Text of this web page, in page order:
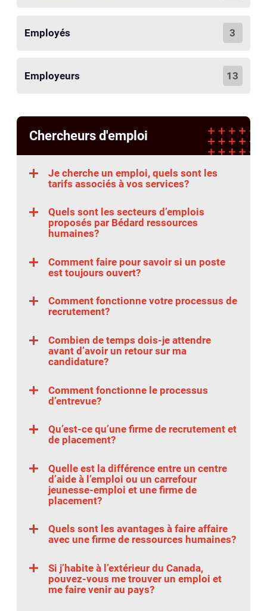
Chercheurs d'emploi
Je cherche un emploi, quels sont les
tarifs associés à vos services?
Quels sont les secteurs d’emplois
proposés par Bédard ressources
humaines?
Comment faire pour savoir si un poste
est toujours ouvert?
Comment fonctionne votre processus de
recrutement?
Combien de temps dois-je attendre
avant d’avoir un retour sur ma
candidature?
Comment fonctionne le processus
d’entrevue?
Qu’est-ce qu’une firme de recrutement et
de placement?
Quelle est la différence entre un centre
d’aide à l’emploi ou un carrefour
jeunesse-emploi et une firme de
placement?
Quels sont les avantages à faire affaire
avec une firme de ressources humaines?
Si j’habite à l’extérieur du Canada,
pouvez-vous me trouver un emploi et
me faire venir au pays?
Employés 3
Employeurs 13